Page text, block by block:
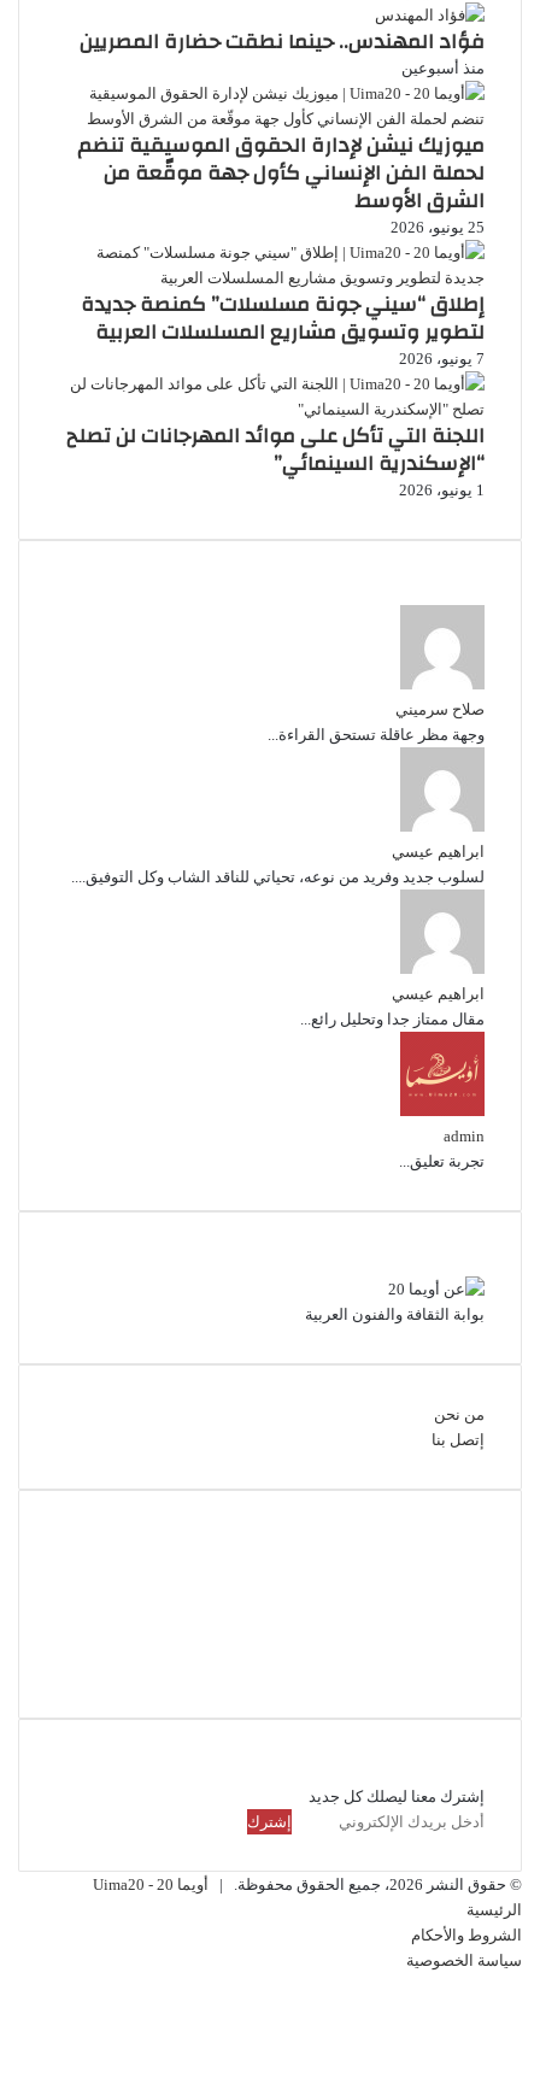
فؤاد المهندس.. حينما نطقت حضارة المصريين
منذ أسبوعين
ميوزيك نيشن لإدارة الحقوق الموسيقية تنضم
لحملة الفن الإنساني كأول جهة موقّعة من
الشرق الأوسط
25 يونيو، 2026
إطلاق “سيني جونة مسلسلات” كمنصة جديدة
لتطوير وتسويق مشاريع المسلسلات العربية
7 يونيو، 2026
اللجنة التي تأكل على موائد المهرجانات لن تصلح
“الإسكندرية السينمائي”
1 يونيو، 2026
صلاح سرميني
وجهة مظر عاقلة تستحق القراءة...
ابراهيم عيسي
لسلوب جديد وفريد من نوعه، تحياتي للناقد الشاب وكل التوفيق....
ابراهيم عيسي
مقال ممتاز جدا وتحليل رائع...
admin
تجربة تعليق...
بوابة الثقافة والفنون العربية
من نحن
إتصل بنا
RSS
إشترك معنا ليصلك كل جديد
أدخل
الإلكتروني
© حقوق النشر 2026، جميع الحقوق محفوظة. |
أويما 20 - Uima20
الرئيسية
الشروط والأحكام
سياسة الخصوصية